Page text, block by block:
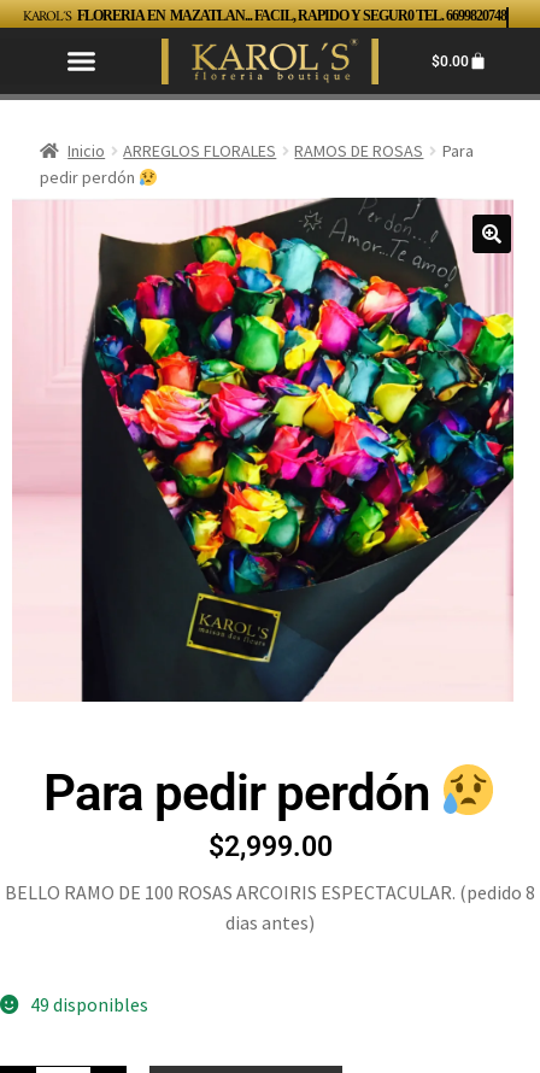
KAROL´S FLORERIA EN MAZATLAN... FACIL, RAPIDO Y SEGUR0 TEL. 6699820748
$0.00
Inicio ARREGLOS FLORALES RAMOS DE ROSAS
Para
pedir perdón
Para pedir perdón
$2,999.00
BELLO RAMO DE 100 ROSAS ARCOIRIS ESPECTACULAR. (pedido 8
dias antes)
49 disponibles